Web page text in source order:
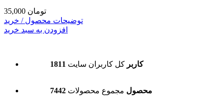
35,000 تومان
توضیحات محصول / خرید
افزودن به سبد خرید
1811 کاربر کل کاربران سایت
7442 محصول مجموع محصولات